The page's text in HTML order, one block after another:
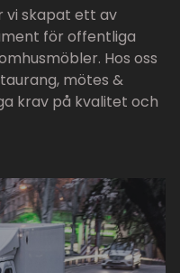
vi skapat ett av
för offentliga
Hos oss
mötes &
krav på kvalitet och